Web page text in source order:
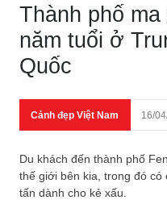
Thành phố ma
năm tuổi ở
Quốc
Cảnh đẹp Việt Nam 16/
Du khách đến thành phố
thế giới bên kia, trong đó
tấn dành cho kẻ xấu.